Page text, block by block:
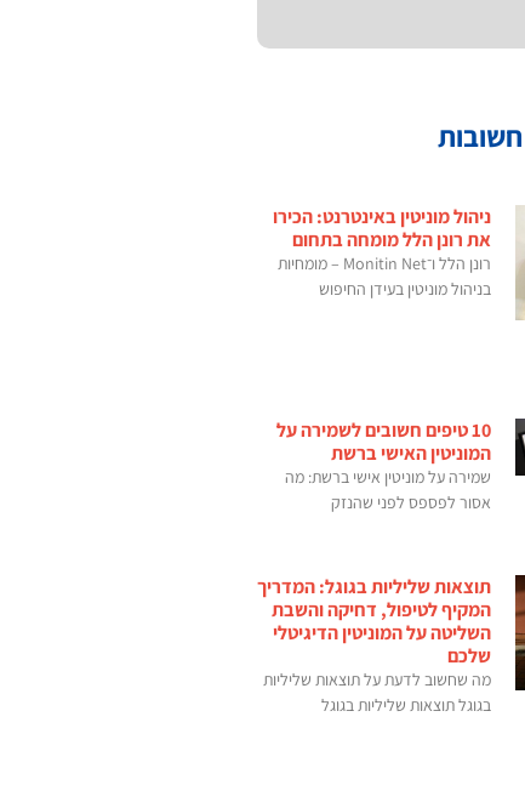
ניהול מוניטין באינטרנט: הכירו
את רונן הלל מומחה בתחום
רונן הלל ו־Monitin Net – מומחיות
בניהול מוניטין בעידן החיפוש
10 טיפים חשובים לשמירה על
המוניטין האישי ברשת
שמירה על מוניטין אישי ברשת: מה
אסור לפספס לפני שהנזק
תוצאות שליליות בגוגל: המדריך
המקיף לטיפול, דחיקה והשבת
השליטה על המוניטין הדיגיטלי
שלכם
מה שחשוב לדעת על תוצאות שליליות
בגוגל תוצאות שליליות בגוגל